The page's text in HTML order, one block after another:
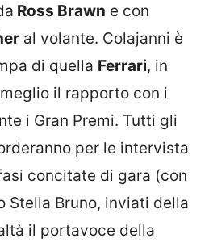
Ross Brawn e con
al volante. Colajanni è
di quella Ferrari, in
il rapporto con i
i Gran Premi. Tutti gli
per le intervista
concitate di gara (con
Stella Bruno, inviati della
il portavoce della